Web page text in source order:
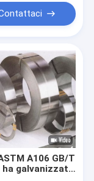
A106 GB/T
ha galvanizzato